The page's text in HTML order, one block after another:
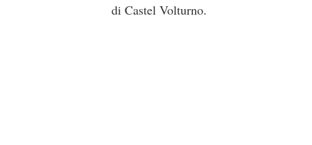
di Castel Volturno.